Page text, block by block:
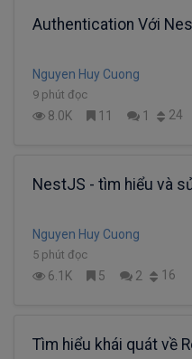
Authentication Với
Nguyen Huy Cuong
9 phút đọc
8.0K 11 1 24
NestJS - tìm hiểu và
Nguyen Huy Cuong
5 phút đọc
6.1K 5 2 16
Tìm hiểu khái quát về